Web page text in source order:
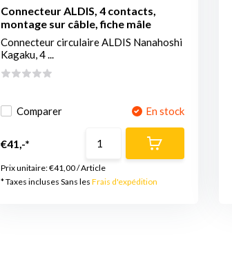
Connecteur ALDIS, 4 contacts,
montage sur câble, fiche mâle
Connecteur circulaire ALDIS Nanahoshi
Kagaku, 4 ...
Comparer En stock
€41,-*
Prix unitaire:€41,00/Article
* Taxes incluses Sans les Frais d'expédition